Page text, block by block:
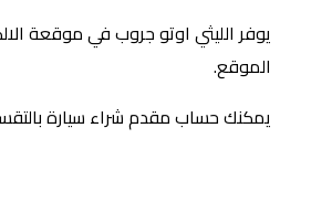
يوفر الليثي اوتو جروب في موقعة
الموقع.
يمكنك حساب مقدم شراء سيارة